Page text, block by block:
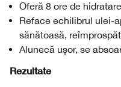
Oferă 8 ore de
Reface echilibrul ulei-
sănătoasă,
Alunecă ușor, se
Rezultate